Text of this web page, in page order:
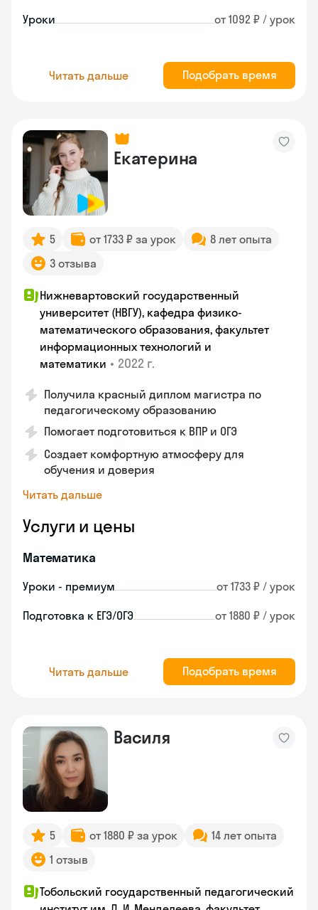
Уроки от 1092 ₽ / урок
Читать дальше Подобрать время
Екатерина
5 от 1733 ₽ за урок
8 лет опыта
3 отзыва
Нижневартовский государственный
университет (НВГУ), кафедра физико-
математического образования, факультет
информационных технологий и
математики • 2022 г.
Получила красный диплом магистра по
педагогическому образованию
Помогает подготовиться к ВПР и ОГЭ
Создает комфортную атмосферу для
обучения и доверия
Читать дальше
Услуги и цены
Математика
Уроки - премиум от 1733 ₽ / урок
Подготовка к ЕГЭ/ОГЭ от 1880 ₽ / урок
Читать дальше Подобрать время
Василя
5 от 1880 ₽ за урок
14 лет опыта
1 отзыв
Тобольский государственный педагогический